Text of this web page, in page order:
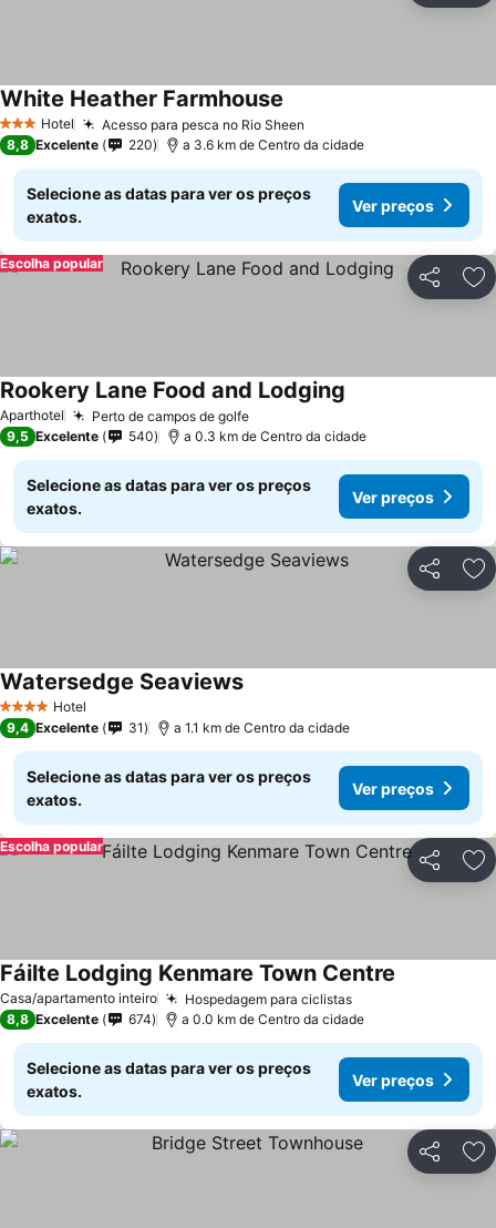
3 EstrelasHotel Acesso para pesca no Rio Sheen
White Heather Farmhouse
8,8 Excelente 220 a 3.6 km de Centro da cidade
Selecione as datas para ver os preços
exatos.
Ver preços
Partilhar
Escolha popular
Aparthotel Perto de campos de golfeVer preços
Rookery Lane Food and Lodging
9,5 Excelente 540 a 0.3 km de Centro da cidade
Selecione as datas para ver os preços
exatos.
Ver preços
Partilhar
4 EstrelasHotel
Watersedge SeaviewsVer preços
9,4 Excelente 31 a 1.1 km de Centro da cidade
Selecione as datas para ver os preços
exatos.
Ver preços
Partilhar
Escolha popular
Casa/apartamento inteiro Hospedagem para ciclistasVer preços
Fáilte Lodging Kenmare Town Centre
8,8 Excelente 674 a 0.0 km de Centro da cidade
Selecione as datas para ver os preços
exatos.
Ver preços
Partilhar